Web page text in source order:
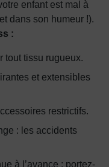
enfant est mal à
dans son humeur !).
:
tout tissu rugueux.
et extensibles
restrictifs.
: les accidents
à l’avance : portez-